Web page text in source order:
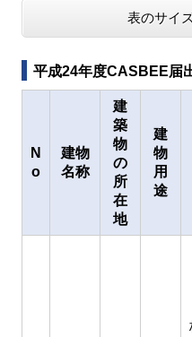
表のサイ
平成24年度CASBEE届
N
o
建物
名称
建
築
物
の
所
在
地
建
物
用
途